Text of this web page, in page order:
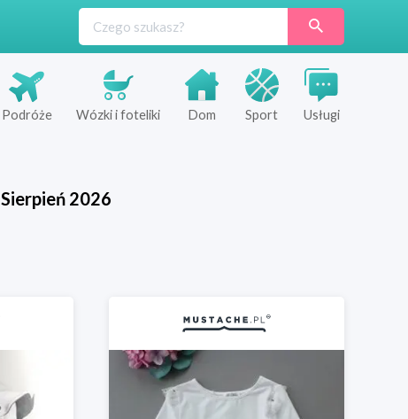
Podróże Wózki i foteliki Dom Sport Usługi
Sierpień 2026